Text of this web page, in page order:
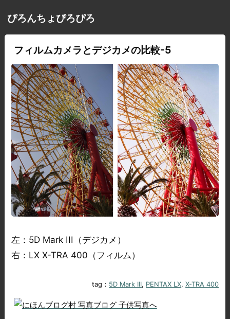
ぴろんちょぴろぴろ
フィルムカメラとデジカメの比較-5
左：5D Mark III（デジカメ）
右：LX X-TRA 400（フィルム）
tag： 5D Mark III, PENTAX LX,X-TRA 400